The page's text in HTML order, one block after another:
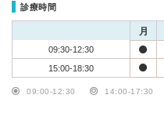
診療時間
月
09:30-12:30
15:00-18:30
09:00-12:30 14:00-17:30